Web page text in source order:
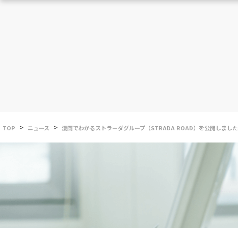
TOP > ニュース > 漫画でわかるストラーダグループ（STRADA ROAD）を公開しました